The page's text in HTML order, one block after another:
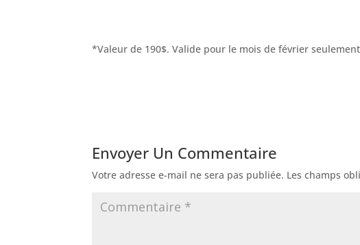
*Valeur de 190$. Valide pour le mois de février
Envoyer Un Commentaire
Votre adresse e-mail ne sera pas publiée. Les champs